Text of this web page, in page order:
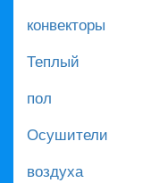
конвекторы
Теплый
пол
Осушители
воздуха